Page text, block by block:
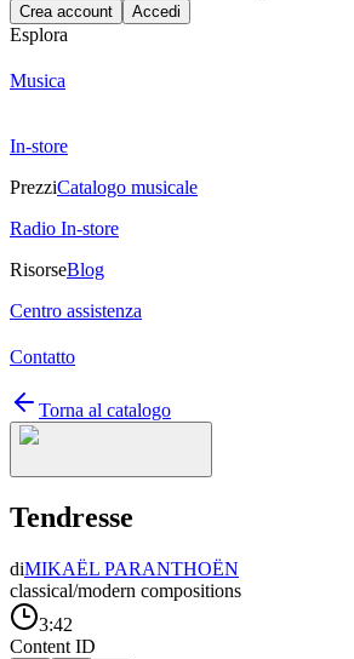
Crea account Accedi
Esplora
Musica
In-store
PrezziCatalogo musicale
Radio In-store
RisorseBlog
Centro assistenza
Contatto
Torna al catalogo
Tendresse
diMIKAËL PARANTHOËN
classical/modern compositions
3:42
Content ID